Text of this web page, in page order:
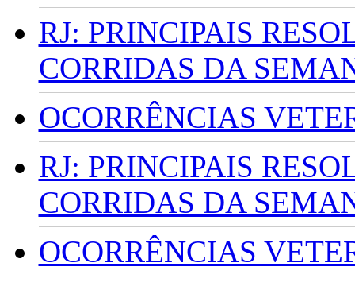
RJ: PRINCIPAIS
CORRIDAS DA
OCORRÊNCIAS
RJ: PRINCIPAIS
CORRIDAS DA
OCORRÊNCIAS